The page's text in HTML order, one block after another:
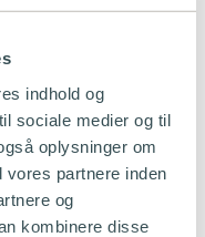
indhold og
sociale medier og til
oplysninger om
partnere inden
og
kombinere disse